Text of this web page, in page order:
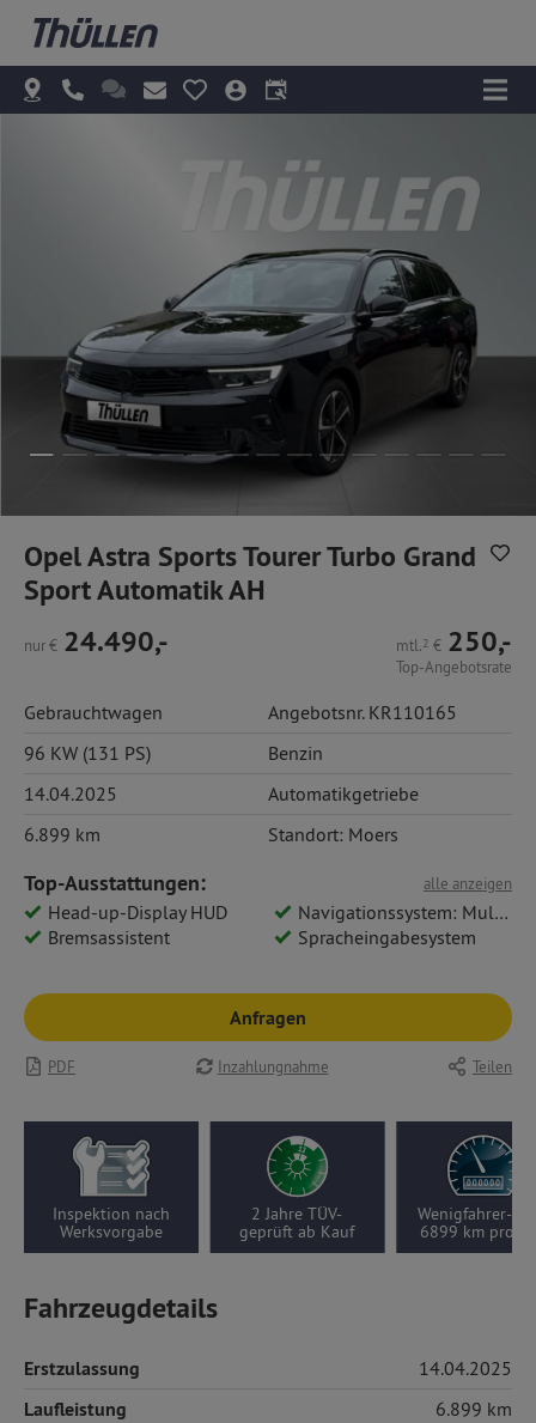
Opel Astra Sports Tourer Turbo Grand
Sport Automatik AH
nur€ 24.490,- mtl.2 € 250,-
Top-Angebotsrate
Gebrauchtwagen
Angebotsnr. KR110165
96 KW (131 PS)
Benzin
14.04.2025
Automatikgetriebe
6.899 km
Standort: Moers
alle anzeigen
Top-Ausstattungen:
Head-up-Display HUD
Navigationssystem: Multimedia Navi Pro 10
Bremsassistent
Spracheingabesystem
Anfragen
PDF Inzahlungnahme Teilen
2 Jahre TÜV-
geprüft ab Kauf
Wenigfahrer-Auto,
6899 km pro Jahr
Nur 1
Vorbesitzer
Fahrzeugdetails
Erstzulassung 14.04.2025
Laufleistung 6.899 km